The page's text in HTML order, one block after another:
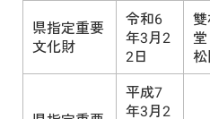
県指定重要
文化財
令和6
年3月2
2日
松
平成7
年3月2